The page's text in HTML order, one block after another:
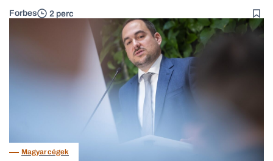
Forbes 2 perc
Magyar cégek